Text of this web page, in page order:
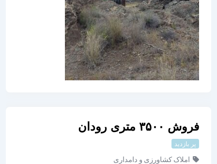
فروش ۳۵۰۰ متری رودان
پر بازدید
املاک کشاورزی و دامداری